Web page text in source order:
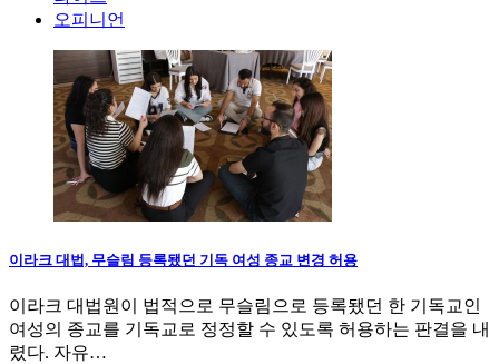
오피니언
이라크 대법, 무슬림 등록됐던 기독 여성 종교 변경 허용
이라크 대법원이 법적으로 무슬림으로 등록됐던 한 기독교인
여성의 종교를 기독교로 정정할 수 있도록 허용하는 판결을 내
렸다. 자유…